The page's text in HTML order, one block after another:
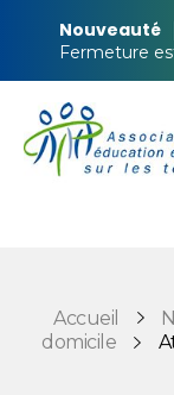
Nouveauté
Fermeture
Accueil
domicile